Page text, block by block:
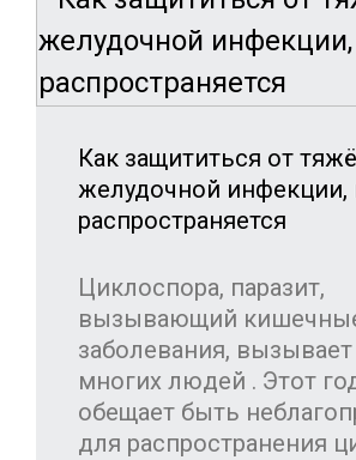
Как защититься от
желудочной инфекции,
распространяется
Циклоспора, паразит,
вызывающий
заболевания,
многих людей . Этот
обещает быть
для распространения